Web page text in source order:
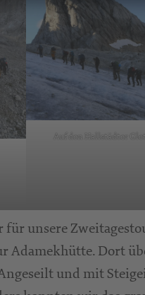
Auf den Hallstädter
unsere
Adamekhütte. Dort
und mit